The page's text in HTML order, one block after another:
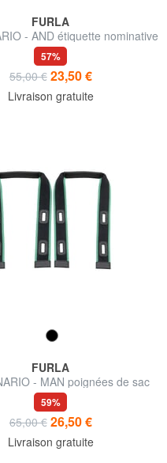
FURLA
- AND étiquette nominative
en cuir
57%
55,00 € 23,50 €
Livraison gratuite
FURLA
- MAN poignées de sac
59%
65,00 € 26,50 €
Livraison gratuite